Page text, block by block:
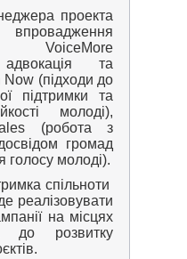
проекта
VoiceMore
та
Now (підходи до
підтримки та
молоді),
(робота з
громад
голосу молоді).
спільноти
реалізовувати
на місцях
до розвитку